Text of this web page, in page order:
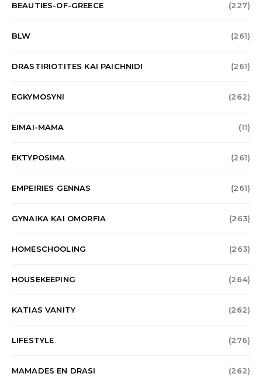
BEAUTIES-OF-GREECE (227)
BLW (261)
DRASTIRIOTITES KAI PAICHNIDI (261)
EGKYMOSYNI (262)
EIMAI-MAMA (11)
EKTYPOSIMA (261)
EMPEIRIES GENNAS (261)
GYNAIKA KAI OMORFIA (263)
HOMESCHOOLING (263)
HOUSEKEEPING (264)
KATIAS VANITY (262)
LIFESTYLE (276)
MAMADES EN DRASI (262)